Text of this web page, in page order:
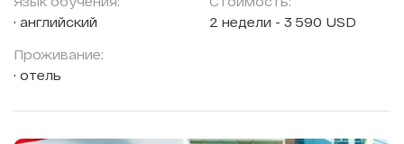
английский
Проживание:
отель
2 недели - 3 590 USD